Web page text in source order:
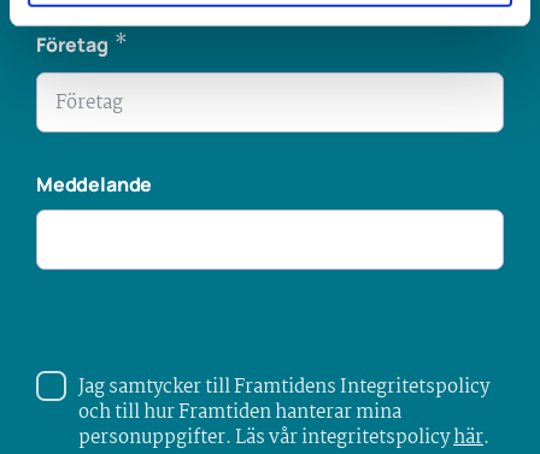
Företag *
Meddelande
Jag samtycker till Framtidens Integritetspolicy
och till hur Framtiden hanterar mina
personuppgifter. Läs vår integritetspolicyhär.